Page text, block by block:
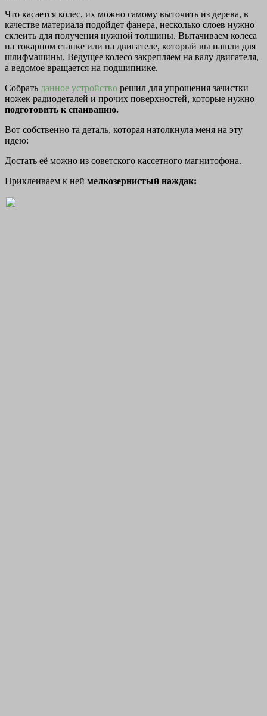
Что касается колес, их можно самому выточить из дерева, в
качестве материала подойдет фанера, несколько слоев нужно
склеить для получения нужной толщины. Вытачиваем колеса
на токарном станке или на двигателе, который вы нашли для
шлифмашины. Ведущее колесо закрепляем на валу двигателя,
а ведомое вращается на подшипнике.
Собрать данное устройство решил для упрощения зачистки
ножек радиодеталей и прочих поверхностей, которые нужно
подготовить к спаиванию.
Вот собственно та деталь, которая натолкнула меня на эту
идею:
Достать её можно из советского кассетного магнитофона.
Приклеиваем к ней мелкозернистый наждак: